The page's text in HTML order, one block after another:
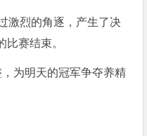
激烈的角逐，产生了决
赛结束。
为明天的冠军争夺养精